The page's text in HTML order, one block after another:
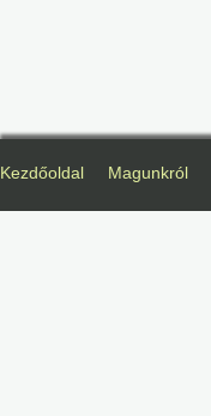
Kezdőoldal Magunkról